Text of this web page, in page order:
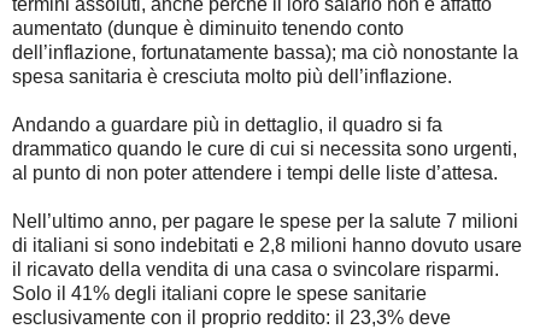
termini assoluti, anche perché il loro salario non è affatto
aumentato (dunque è diminuito tenendo conto
dell’inflazione, fortunatamente bassa); ma ciò nonostante la
spesa sanitaria è cresciuta molto più dell’inflazione.
Andando a guardare più in dettaglio, il quadro si fa
drammatico quando le cure di cui si necessita sono urgenti,
al punto di non poter attendere i tempi delle liste d’attesa.
Nell’ultimo anno, per pagare le spese per la salute 7 milioni
di italiani si sono indebitati e 2,8 milioni hanno dovuto usare
il ricavato della vendita di una casa o svincolare risparmi.
Solo il 41% degli italiani copre le spese sanitarie
esclusivamente con il proprio reddito: il 23,3% deve